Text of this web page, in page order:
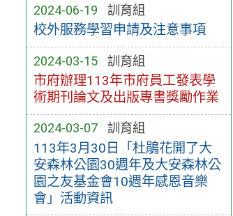
2024-06-19 訓育組
校外服務學習申請及注意事項
2024-03-15 訓育組
市府辦理113年市府員工發表學
術期刊論文及出版專書獎勵作業
2024-03-07 訓育組
113年3月30日「杜鵑花開了大
安森林公園30週年及大安森林公
園之友基金會10週年感恩音樂
會」活動資訊